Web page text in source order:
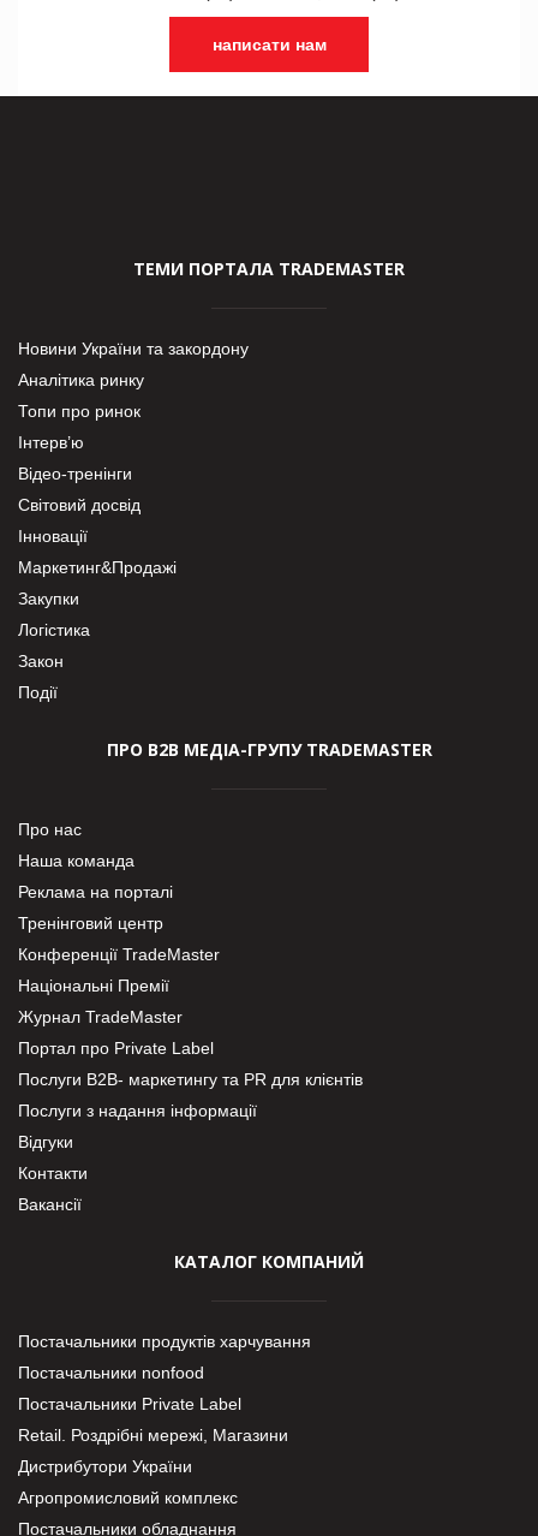
написати нам
ТЕМИ ПОРТАЛА TRADEMASTER
Новини України та закордону
Аналітика ринку
Топи про ринок
Інтерв’ю
Відео-тренінги
Світовий досвід
Інновації
Маркетинг&Продажі
Закупки
Логістика
Закон
Події
ПРО В2В МЕДІА-ГРУПУ TRADEMASTER
Про нас
Наша команда
Реклама на порталі
Тренінговий центр
Конференції TradeMaster
Національні Премії
Журнал TradeMaster
Портал про Private Label
Послуги В2В- маркетингу та PR для клієнтів
Послуги з надання інформації
Відгуки
Контакти
Вакансії
КАТАЛОГ КОМПАНИЙ
Постачальники продуктів харчування
Постачальники nonfood
Постачальники Private Label
Retail. Роздрібні мережі, Магазини
Дистрибутори України
Агропромисловий комплекс
Постачальники обладнання